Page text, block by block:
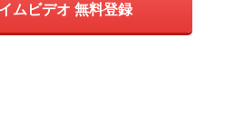
ムビデオ 無料登録